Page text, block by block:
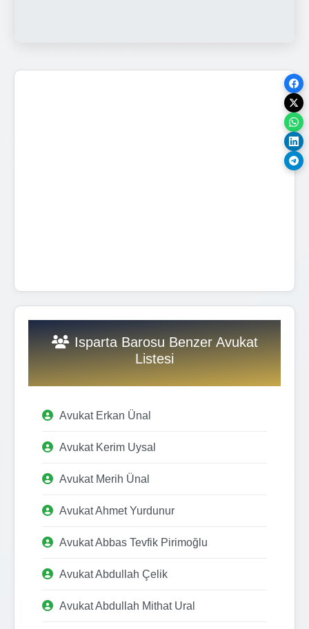
Isparta Barosu Benzer Avukat
Listesi
Avukat Erkan Ünal
Avukat Kerim Uysal
Avukat Merih Ünal
Avukat Ahmet Yurdunur
Avukat Abbas Tevfik Pirimoğlu
Avukat Abdullah Çelik
Avukat Abdullah Mithat Ural